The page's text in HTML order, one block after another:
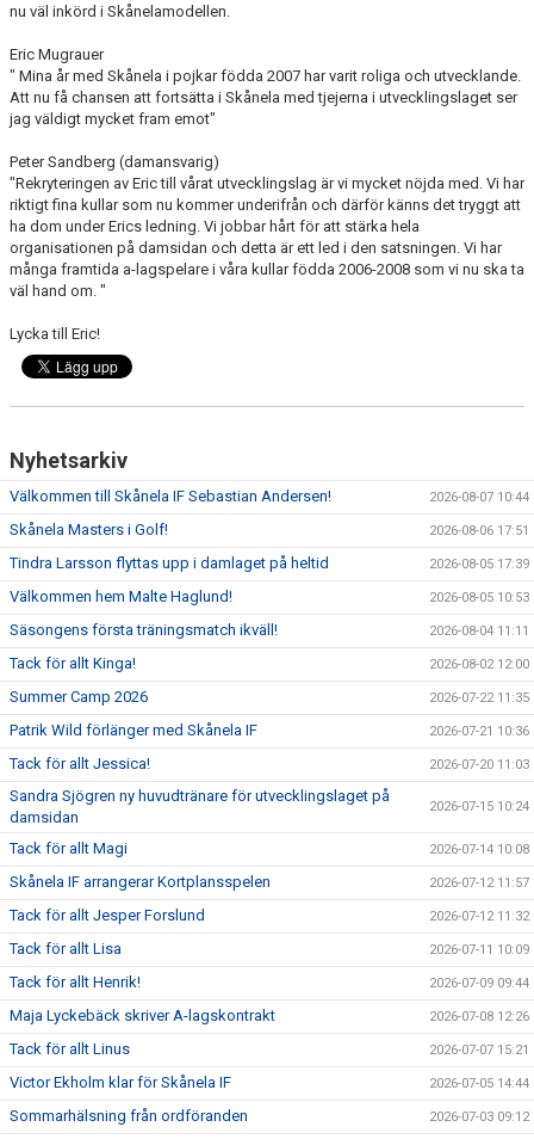
LÄNKAR
KORTPLANSSPELEN
nu väl inkörd i Skånelamodellen.
Eric Mugrauer
" Mina år med Skånela i pojkar födda 2007 har varit roliga och utvecklande.
Att nu få chansen att fortsätta i Skånela med tjejerna i utvecklingslaget ser
jag väldigt mycket fram emot"
Peter Sandberg (damansvarig)
"Rekryteringen av Eric till vårat utvecklingslag är vi mycket nöjda med. Vi har
riktigt fina kullar som nu kommer underifrån och därför känns det tryggt att
ha dom under Erics ledning. Vi jobbar hårt för att stärka hela
organisationen på damsidan och detta är ett led i den satsningen. Vi har
många framtida a-lagspelare i våra kullar födda 2006-2008 som vi nu ska ta
väl hand om. "
Lycka till Eric!
Nyhetsarkiv
Välkommen till Skånela IF Sebastian Andersen! 2026-08-07 10:44
Skånela Masters i Golf! 2026-08-06 17:51
Tindra Larsson flyttas upp i damlaget på heltid 2026-08-05 17:39
Välkommen hem Malte Haglund! 2026-08-05 10:53
Säsongens första träningsmatch ikväll! 2026-08-04 11:11
Tack för allt Kinga! 2026-08-02 12:00
Summer Camp 2026 2026-07-22 11:35
Patrik Wild förlänger med Skånela IF 2026-07-21 10:36
Tack för allt Jessica! 2026-07-20 11:03
Sandra Sjögren ny huvudtränare för utvecklingslaget på
damsidan
2026-07-15 10:24
Tack för allt Magi 2026-07-14 10:08
Skånela IF arrangerar Kortplansspelen 2026-07-12 11:57
Tack för allt Jesper Forslund 2026-07-12 11:32
Tack för allt Lisa 2026-07-11 10:09
Tack för allt Henrik! 2026-07-09 09:44
Maja Lyckebäck skriver A-lagskontrakt 2026-07-08 12:26
Tack för allt Linus 2026-07-07 15:21
Victor Ekholm klar för Skånela IF 2026-07-05 14:44
Sommarhälsning från ordföranden 2026-07-03 09:12